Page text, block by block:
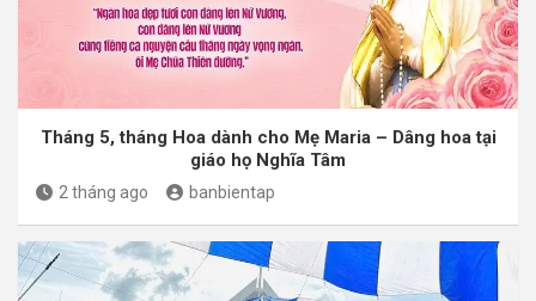
Tháng 5, tháng Hoa dành cho Mẹ Maria – Dâng hoa tại
giáo họ Nghĩa Tâm
2 tháng ago banbientap